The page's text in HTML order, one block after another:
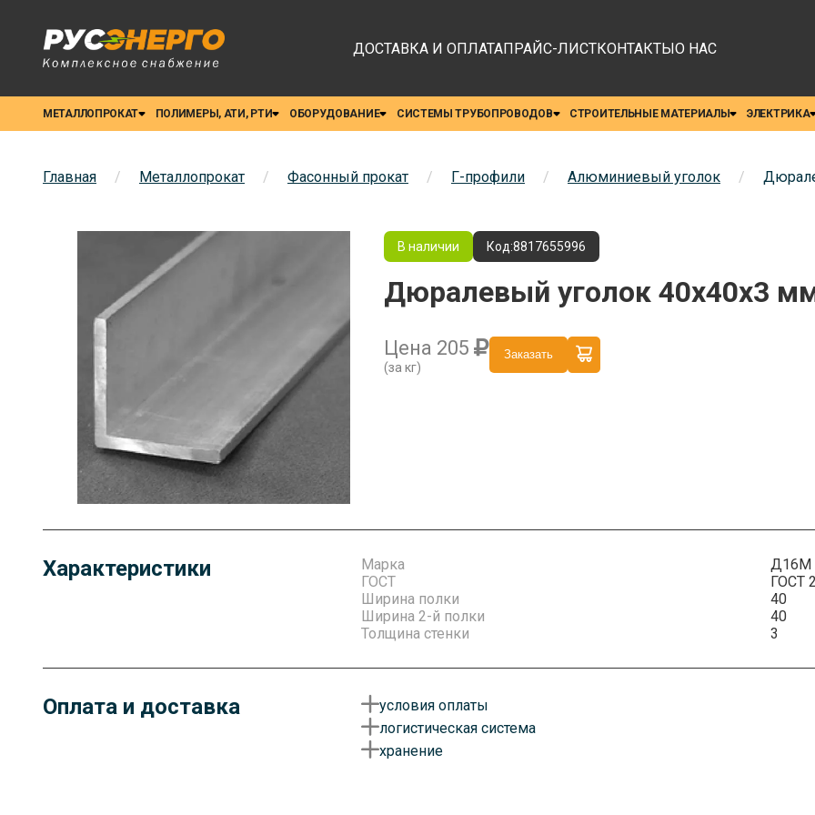
ДОСТАВКА И ОПЛАТАПРАЙС-ЛИСТКОНТАКТЫО НАС
МЕТАЛЛОПРОКАТ ПОЛИМЕРЫ, АТИ, РТИ ОБОРУДОВАНИЕ СИСТЕМЫ ТРУБОПРОВОДОВ СТРОИТЕЛЬНЫЕ МАТЕРИАЛЫ ЭЛЕКТРИКА
Главная / Металлопрокат / Фасонный прокат / Г-профили / Алюминиевый уголок /
В наличии Код:8817655996
Дюралевый уголок 40x40x3
Цена 205
(за кг)
Заказать
Характеристики Марка
Д16М
ГОСТ
ГОСТ
Ширина полки
40
Ширина 2-й полки
40
Толщина стенки
3
Оплата и доставка условия оплаты
Оплату можно произвести удобным для вас способом. Есть как
указанному вами адресу любым удобным для вас способом. В
логистическая система
Доставим ваш товар транспортными компаниями, автомобилями, по
хранение